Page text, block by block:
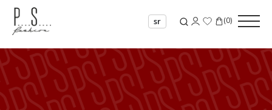
sr (0)